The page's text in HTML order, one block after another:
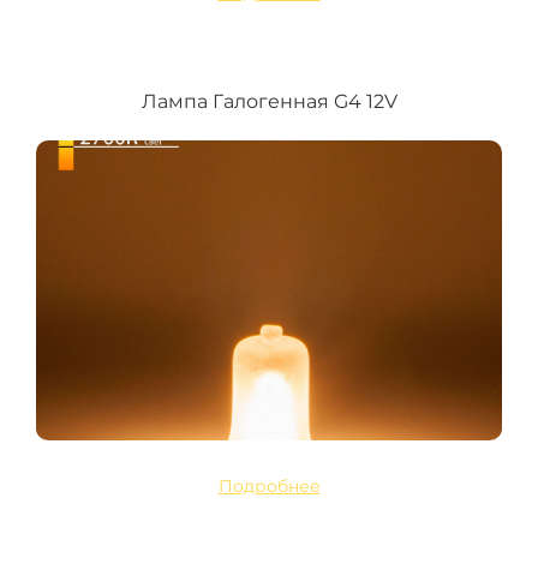
Лампа Галогенная G4 12V
Подробнее